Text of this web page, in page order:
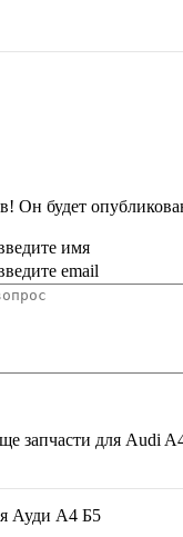
Он будет
имя
email
запчасти для Audi
Ауди А4 Б5